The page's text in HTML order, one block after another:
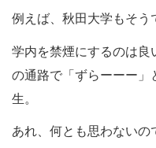
例えば、秋田大学もそう
学内を禁煙にするのは
の通路で「ずらーーー
生。
あれ、何とも思わないの